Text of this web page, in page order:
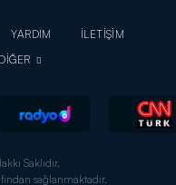
YARDIM
İLETİŞİM
DİĞER
Saklıdır.
sağlanmaktadır.